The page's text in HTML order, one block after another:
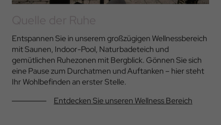
Entspannen Sie in unserem großzügigen Wellnessbereich
mit Saunen, Indoor-Pool, Naturbadeteich und
gemütlichen Ruhezonen mit Bergblick. Gönnen Sie sich
eine Pause zum Durchatmen und Auftanken – hier steht
Ihr Wohlbefinden an erster Stelle.
Entdecken Sie unseren Wellness Bereich